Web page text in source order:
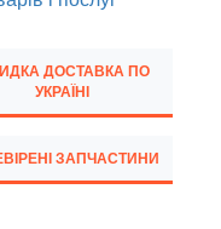
keyboard_arrow_down
ДОСТАВКА ПО
УКРАЇНІ
ЗАПЧАСТИНИ